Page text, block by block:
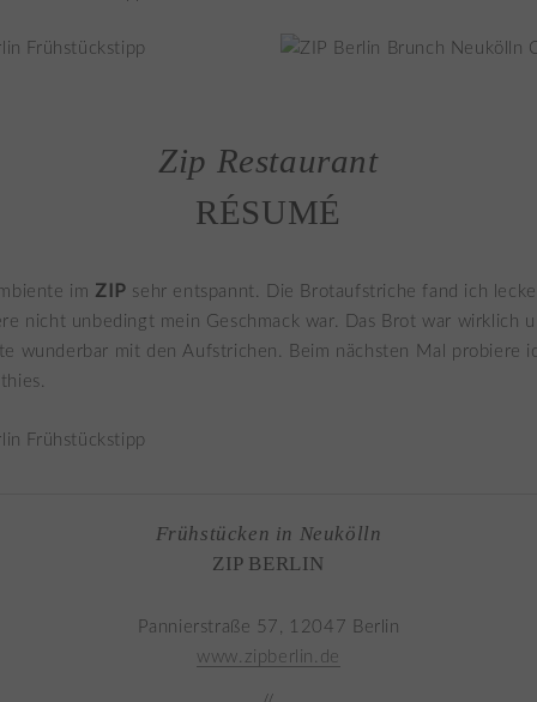
Zip Restaurant
RÉSUMÉ
im ZIP sehr entspannt. Die Brotaufstriche fand ich
nicht unbedingt mein Geschmack war. Das Brot war wirklich
wunderbar mit den Aufstrichen. Beim nächsten Mal probiere
Frühstücken in Neukölln
ZIP BERLIN
Pannierstraße 57, 12047 Berlin
www.zipberlin.de